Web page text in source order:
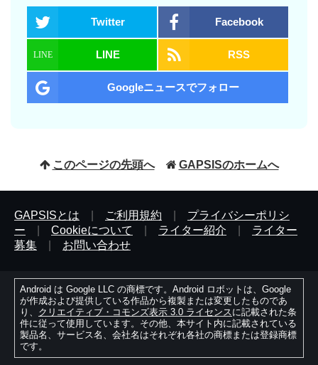
Twitter Facebook
LINE RSS
Googleニュースでフォロー
このページの先頭へ GAPSISのホームへ
GAPSISとは ご利用規約
プライバシーポリシ
ー
Cookieについて ライター紹介
ライター
募集
お問い合わせ
Android は Google LLC の商標です。Android ロボットは、Google
が作成および提供している作品から複製または変更したものであ
り、 クリエイティブ・コモンズ表示 3.0 ライセンスに記載された条
件に従って使用しています。その他、本サイト内に記載されている
製品名、サービス名、会社名はそれぞれ各社の商標または登録商標
です。